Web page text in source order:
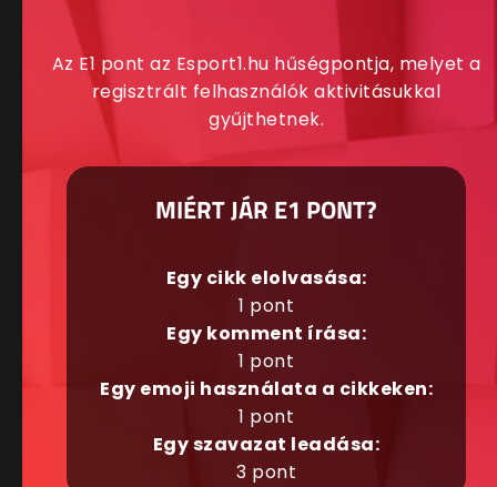
Az E1 pont az Esport1.hu hűségpontja, melyet a
regisztrált felhasználók aktivitásukkal
gyűjthetnek.
MIÉRT JÁR E1 PONT?
Egy cikk elolvasása:
1 pont
Egy komment írása:
1 pont
Egy emoji használata a cikkeken:
1 pont
Egy szavazat leadása:
3 pont